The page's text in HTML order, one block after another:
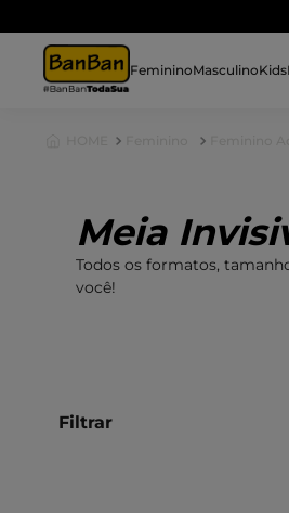
FemininoMasculinoKids
Meia
Todos os formatos,
você!
Filtrar